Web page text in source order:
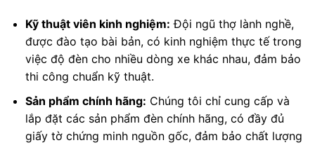
Kỹ thuật viên kinh nghiệm: Đội ngũ thợ lành nghề,
được đào tạo bài bản, có kinh nghiệm thực tế trong
việc độ đèn cho nhiều dòng xe khác nhau, đảm bảo
thi công chuẩn kỹ thuật.
Sản phẩm chính hãng: Chúng tôi chỉ cung cấp và
lắp đặt các sản phẩm đèn chính hãng, có đầy đủ
giấy tờ chứng minh nguồn gốc, đảm bảo chất lượng